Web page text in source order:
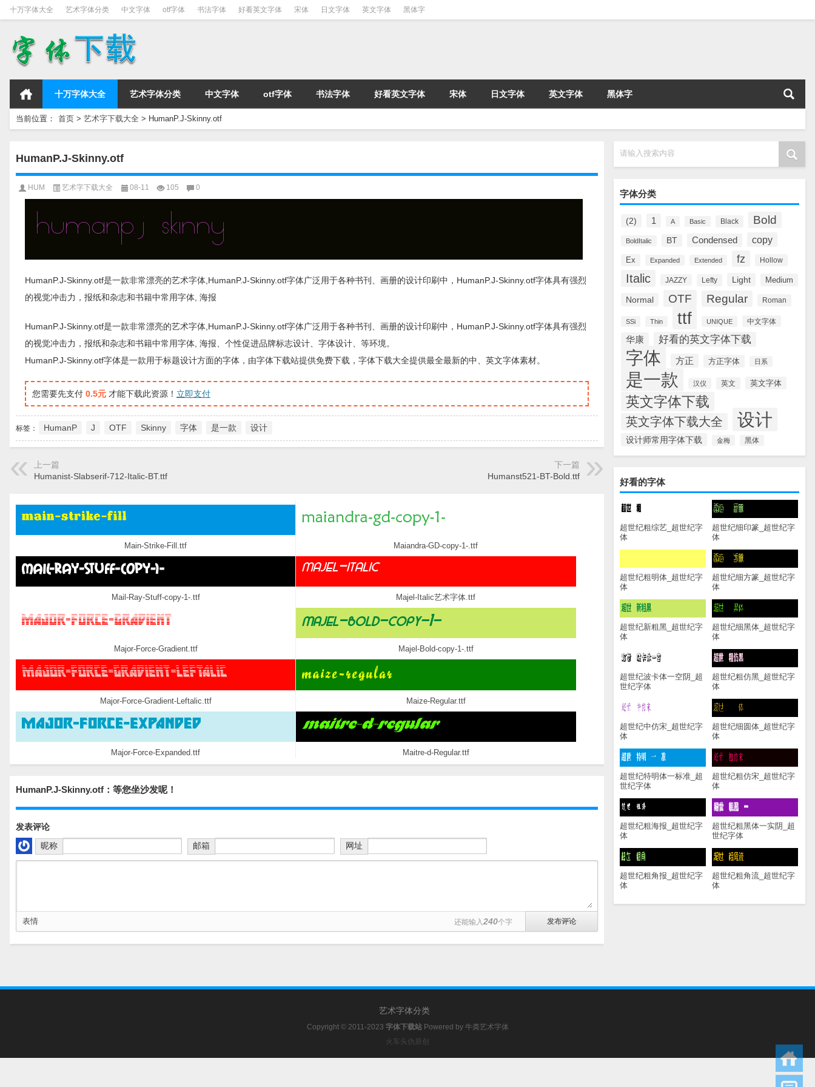
十万字体大全 艺术字体分类 中文字体 otf字体 书法字体 好看英文字体 宋体 日文字体 英文字体 黑体字
十万字体大全 艺术字体分类 中文字体 otf字体 书法字体 好看英文字体 宋体 日文字体 英文字体 黑体字
当前位置： 首页 > 艺术字下载大全 > HumanP.J-Skinny.otf
请输入搜索内容
字体分类
(2) 1 A Basic Black Bold
BoldItalic BT Condensed copy
Ex Expanded Extended fz Hollow
Italic JAZZY Lefty Light Medium
Normal OTF Regular Roman
SSi Thin ttf UNIQUE 中文字体
华康 好看的英文字体下载
字体 方正 方正字体 日系
是一款 汉仪 英文 英文字体
英文字体下载
英文字体下载大全 设计
设计师常用字体下载 金梅 黑体
好看的字体
超世纪粗综艺_超世纪字
体
超世纪细印篆_超世纪字
体
超世纪粗明体_超世纪字
体
超世纪细方篆_超世纪字
体
超世纪新粗黑_超世纪字
体
超世纪细黑体_超世纪字
体
超世纪波卡体一空阴_超
世纪字体
超世纪粗仿黑_超世纪字
体
超世纪中仿宋_超世纪字
体
超世纪细圆体_超世纪字
体
超世纪特明体一标准_超
世纪字体
超世纪粗仿宋_超世纪字
体
超世纪粗海报_超世纪字
体
超世纪粗黑体一实阴_超
世纪字体
超世纪粗角报_超世纪字
体
超世纪粗角流_超世纪字
体
HumanP.J-Skinny.otf
HUM 艺术字下载大全 08-11 105 0
HumanP.J-Skinny.otf是一款非常漂亮的艺术字体,HumanP.J-Skinny.otf字体广泛用于各种书刊、画册的设计印刷中，HumanP.J-Skinny.otf字体具有强烈
的视觉冲击力，报纸和杂志和书籍中常用字体, 海报
HumanP.J-Skinny.otf是一款非常漂亮的艺术字体,HumanP.J-Skinny.otf字体广泛用于各种书刊、画册的设计印刷中，HumanP.J-Skinny.otf字体具有强烈
的视觉冲击力，报纸和杂志和书籍中常用字体, 海报、个性促进品牌标志设计、字体设计、等环境。
HumanP.J-Skinny.otf字体是一款用于标题设计方面的字体，由字体下载站提供免费下载，字体下载大全提供最全最新的中、英文字体素材。
您需要先支付 0.5元 才能下载此资源！ 立即支付
标签： HumanP J OTF Skinny 字体 是一款 设计
上一篇
Humanist-Slabserif-712-Italic-BT.ttf
下一篇
Humanst521-BT-Bold.ttf
Main-Strike-Fill.ttf Maiandra-GD-copy-1-.ttf
Mail-Ray-Stuff-copy-1-.ttf Majel-Italic艺术字体.ttf
Major-Force-Gradient.ttf Majel-Bold-copy-1-.ttf
Major-Force-Gradient-Leftalic.ttf Maize-Regular.ttf
Major-Force-Expanded.ttf Maitre-d-Regular.ttf
HumanP.J-Skinny.otf：等您坐沙发呢！
发表评论
昵称
邮箱 网址
表情 还能输入240个字
艺术字体分类
Copyright © 2011-2023 字体下载站 Powered by 牛粪艺术字体
火车头伪原创